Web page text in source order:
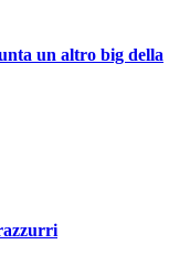
un altro big della